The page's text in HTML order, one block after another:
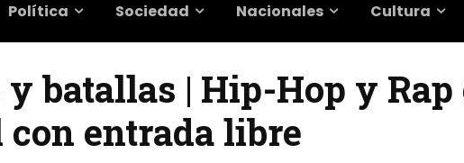
Política Sociedad Nacionales Cultura
batallas | Hip-Hop y
entrada libre